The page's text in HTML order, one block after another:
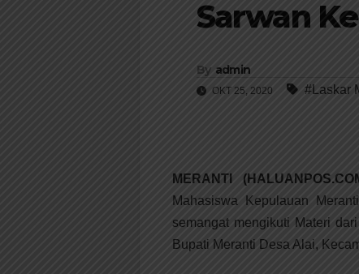
Sarwan
By admin
OKT 25, 2020 #Laskar
MERANTI
Mahasiswa Kepulauan
semangat mengikuti Materi
Bupati Meranti Desa Alai,